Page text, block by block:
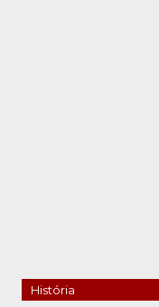
História